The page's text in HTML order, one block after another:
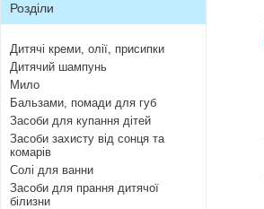
Розділи
Дитячі креми, олії, присипки
Дитячий шампунь
Мило
Бальзами, помади для губ
Засоби для купання дітей
Засоби захисту від сонця та
комарів
Солі для ванни
Засоби для прання дитячої
білизни